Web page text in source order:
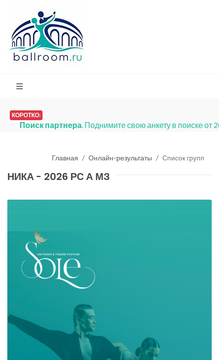
КОРОТКО:
Поиск партнера. Поднимите свою анкету в поиске от
Главная Онлайн-результаты Список групп
НИКА - 2026 РС А МЗ